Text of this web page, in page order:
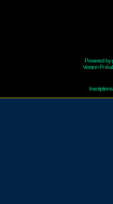
Powered by
Version Fr